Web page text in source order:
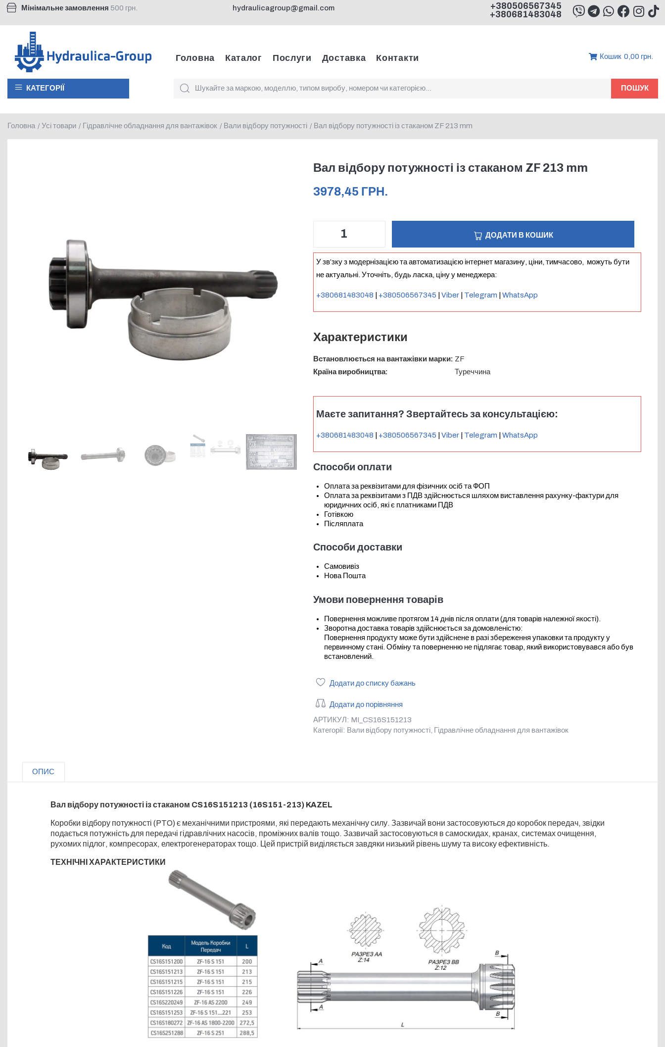
Мінімальне замовлення 500 грн. hydraulicagroup@gmail.com
+380506567345
+380681483048
Головна Каталог Послуги Доставка Контакти Кошик 0,00 грн.
КАТЕГОРІЇ ПОШУК
Головна / Усі товари / Гідравлічне обладнання для вантажівок / Вали відбору потужності / Вал відбору потужності із стаканом ZF 213 mm
Вал відбору потужності із стаканом ZF 213 mm
3978,45 ГРН.
ДОДАТИ В КОШИК
У зв’зку з модернізацією та автоматизацією інтернет магазину, ціни, тимчасово, можуть бути
не актуальні. Уточніть, будь ласка, ціну у менеджера:
+380681483048 +380506567345 Viber| Telegram WhatsApp
Характеристики
Встановлюється на вантажівки марки: ZF
Країна виробництва:
Туреччина
Маєте запитання? Звертайтесь за консультацією:
+380681483048 +380506567345 Viber| Telegram WhatsApp
Способи оплати
Оплата за реквізитами для фізичних осіб та ФОП
Оплата за реквізитами з ПДВ здійснюється шляхом виставлення рахунку-фактури для
юридичних осіб, які є платниками ПДВ
Готівкою
Післяплата
Способи доставки
Самовивіз
Нова Пошта
Умови повернення товарів
Повернення можливе протягом 14 днів після оплати (для товарів належної якості).
Зворотна доставка товарів здійснюється за домовленістю:
Повернення продукту може бути здійснене в разі збереження упаковки та продукту у
первинному стані. Обміну та поверненню не підлягає товар, який використовувався або був
встановлений.
Додати до списку бажань
Додати до порівняння
АРТИКУЛ: MI_CS16S151213
Категорії: Вали відбору потужності, Гідравлічне обладнання для вантажівок
ОПИС
Вал відбору потужності із стаканом CS16S151213 (16S151-213) KAZEL
Коробки відбору потужності (PTO) є механічними пристроями, які передають механічну силу. Зазвичай вони застосовуються до коробок передач, звідки
подається потужність для передачі гідравлічних насосів, проміжних валів тощо. Зазвичай застосовуються в самоскидах, кранах, системах очищення,
рухомих підлог, компресорах, електрогенераторах тощо. Цей пристрій виділяється завдяки низький рівень шуму та високу ефективність.
ТЕХНІЧНІ ХАРАКТЕРИСТИКИ